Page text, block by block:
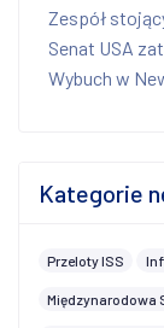
Zespół
Senat USA
Wybuch w
Kategorie
Przeloty ISS
Międzynarodowa